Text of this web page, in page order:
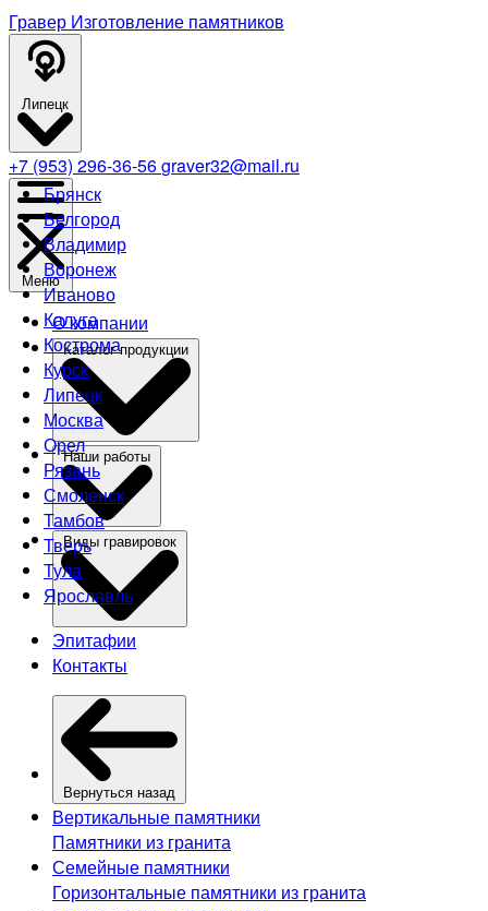
Гравер Изготовление памятников
Липецк
Брянск
Белгород
Владимир
Воронеж
Иваново
Калуга
Кострома
Курск
Липецк
Москва
Орел
Рязань
Смоленск
Тамбов
Тверь
Тула
Ярославль
+7 (953) 296-36-56graver32@mail.ru
Меню
О компании
Эпитафии
Контакты
Вернуться назад
Вертикальные памятники
Памятники из гранита
Семейные памятники
Горизонтальные памятники из гранита